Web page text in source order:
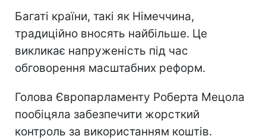
Багаті країни, такі як Німеччина,
традиційно вносять найбільше. Це
викликає напруженість під час
обговорення масштабних реформ.
Голова Європарламенту Роберта Мецола
пообіцяла забезпечити жорсткий
контроль за використанням коштів.